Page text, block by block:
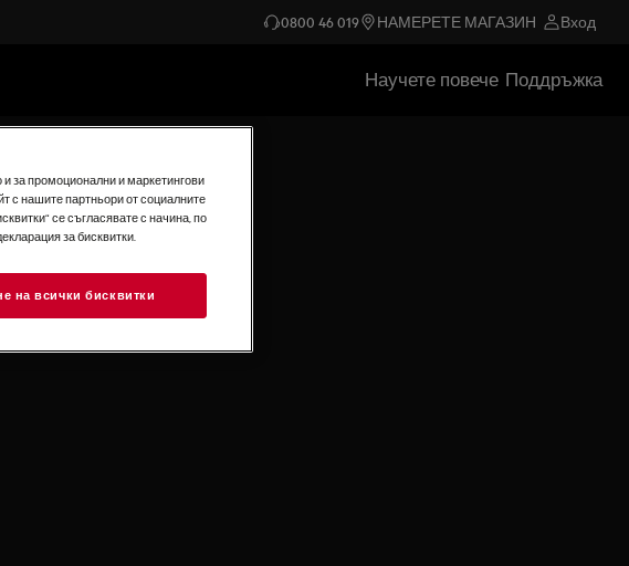
0800 46 019 НАМЕРЕТЕ МАГАЗИН Вход
Научете повече Поддръжка
и за промоционални и маркетингови
с нашите партньори от социалните
се съгласявате с начина, по
за бисквитки.
на всички бисквитки